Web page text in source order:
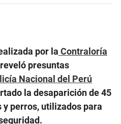
por la Contraloría
reveló presuntas
Nacional del Perú
la desaparición de 45
perros, utilizados para